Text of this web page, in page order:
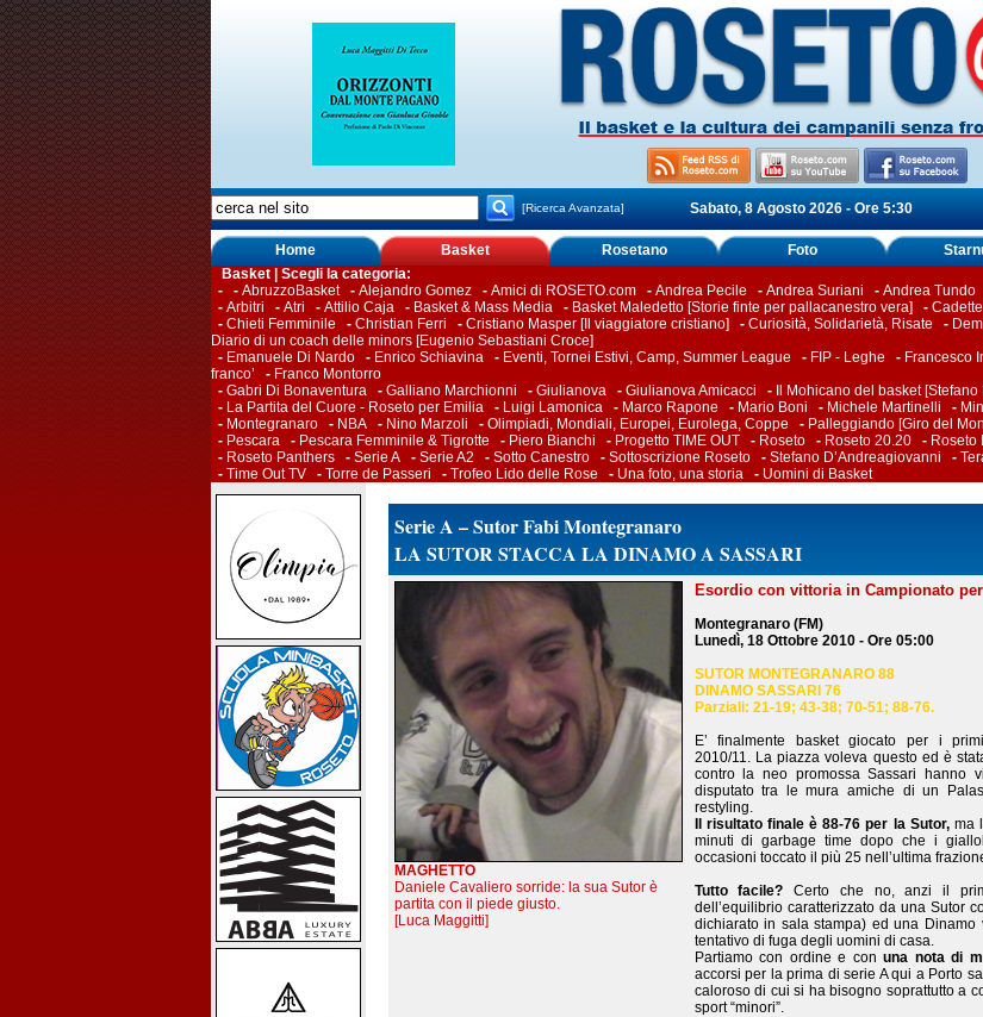
[Ricerca Avanzata] Sabato, 8 Agosto 2026 - Ore 5:30
Home Basket Rosetano Foto
Basket | Scegli la categoria:
-
- AbruzzoBasket- Alejandro Gomez - Amici di ROSETO.com - Andrea Pecile - Andrea Suriani - Andrea Tundo
- Arbitri - Atri - Attilio Caja - Basket & Mass Media - Basket Maledetto [Storie finte per pallacanestro vera] -
- Chieti Femminile - Christian Ferri - Cristiano Masper [Il viaggiatore cristiano] - Curiosità, Solidarietà, Risate -
Diario di un coach delle minors [Eugenio Sebastiani Croce]
- Emanuele Di Nardo - Enrico Schiavina - Eventi, Tornei Estivi, Camp, Summer League - FIP - Leghe - Francesco
franco’ - Franco Montorro
- Gabri Di Bonaventura - Galliano Marchionni - Giulianova - Giulianova Amicacci - Il Mohicano del basket [Stefano
- La Partita del Cuore - Roseto per Emilia - Luigi Lamonica - Marco Rapone - Mario Boni - Michele Martinelli -
- Montegranaro - NBA - Nino Marzoli - Olimpiadi, Mondiali, Europei, Eurolega, Coppe - Palleggiando [Giro del
- Pescara - Pescara Femminile & Tigrotte - Piero Bianchi - Progetto TIME OUT - Roseto - Roseto 20.20 - Roseto
- Roseto Panthers - Serie A - Serie A2 - Sotto Canestro - Sottoscrizione Roseto - Stefano D’Andreagiovanni -
- Time Out TV - Torre de Passeri - Trofeo Lido delle Rose - Una foto, una storia - Uomini di Basket
Serie A – Sutor Fabi Montegranaro
LA SUTOR STACCA LA DINAMO A SASSARI
MAGHETTO
Daniele Cavaliero sorride: la sua Sutor è
partita con il piede giusto.
[Luca Maggitti]
Esordio con vittoria in Campionato
Montegranaro (FM)
Lunedì, 18 Ottobre 2010 - Ore 05:00
SUTOR MONTEGRANARO 88
DINAMO SASSARI 76
Parziali: 21-19; 43-38; 70-51; 88-76.
E’ finalmente basket giocato per i
2010/11. La piazza voleva questo ed è
contro la neo promossa Sassari hanno
disputato tra le mura amiche di un
restyling.
Il risultato finale è 88-76 per la Sutor, ma
minuti di garbage time dopo che i
occasioni toccato il più 25 nell’ultima
Tutto facile? Certo che no, anzi il
dell’equilibrio caratterizzato da una Sutor
dichiarato in sala stampa) ed una
tentativo di fuga degli uomini di casa.
Partiamo con ordine e conuna nota di
accorsi per la prima di serie A qui a Porto
caloroso di cui si ha bisogno soprattutto a
sport “minori”.